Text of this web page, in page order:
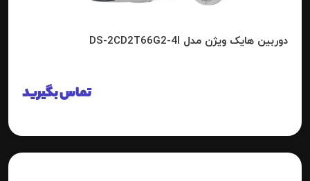
دوربین هایک ویژن مدل DS-2CD2T66G2-4I
تماس بگیرید